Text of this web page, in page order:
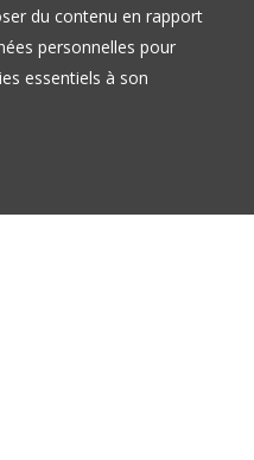
du contenu en rapport
personnelles pour
essentiels à son